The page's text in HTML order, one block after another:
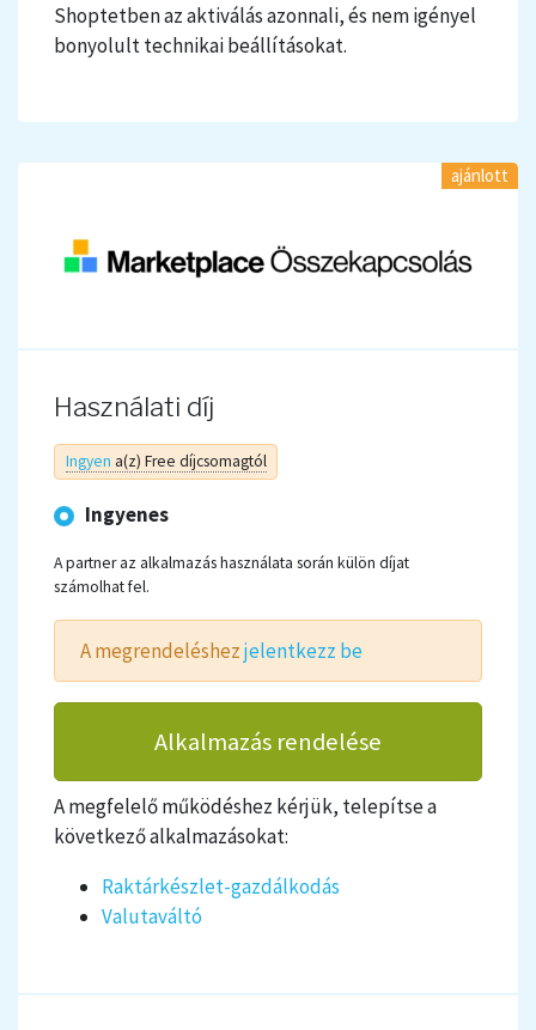
Shoptetben az aktiválás azonnali, és nem igényel
bonyolult technikai beállításokat.
ajánlott
Használati díj
Ingyen a(z) Free díjcsomagtól
Ingyenes
A partner az alkalmazás használata során külön díjat
számolhat fel.
A megrendeléshezjelentkezz be
Alkalmazás rendelése
A megfelelő működéshez kérjük, telepítse a
következő alkalmazásokat:
Raktárkészlet-gazdálkodás
Valutaváltó